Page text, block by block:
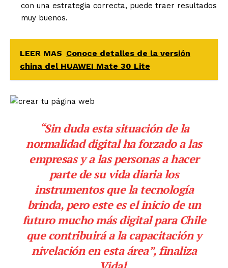
con una estrategia correcta, puede traer resultados
muy buenos.
LEER MAS Conoce detalles de la versión
china del HUAWEI Mate 30 Lite
“Sin duda esta situación de la
normalidad digital ha forzado a las
empresas y a las personas a hacer
parte de su vida diaria los
instrumentos que la tecnología
brinda, pero este es el inicio de un
futuro mucho más digital para Chile
que contribuirá a la capacitación y
nivelación en esta área”, finaliza